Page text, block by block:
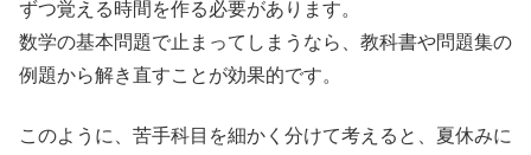
ずつ覚える時間を作る必要があります。
数学の基本問題で止まってしまうなら、教科書や問題集の
例題から解き直すことが効果的です。
このように、苦手科目を細かく分けて考えると、夏休みに